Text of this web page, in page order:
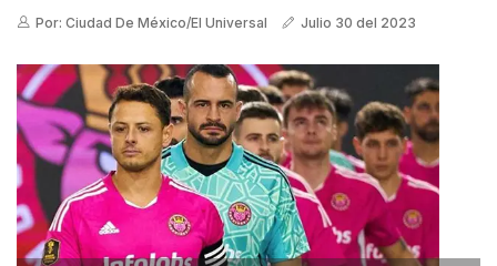
Por: Ciudad De México/El Universal Julio 30 del 2023